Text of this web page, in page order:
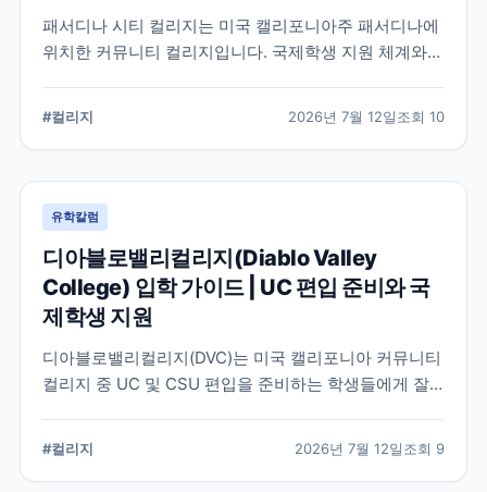
패서디나 시티 컬리지는 미국 캘리포니아주 패서디나에
위치한 커뮤니티 컬리지입니다. 국제학생 지원 체계와
#컬리지 2026년 7월 12일조회 10
유학칼럼
디아블로밸리컬리지(Diablo Valley
College) 입학 가이드 | UC 편입 준비와 국
제학생 지원
디아블로밸리컬리지(DVC)는 미국 캘리포니아 커뮤니티
컬리지 중 UC 및 CSU 편입을 준비하는 학생들에게 잘
정리했습니다.
#컬리지 2026년 7월 12일조회 9